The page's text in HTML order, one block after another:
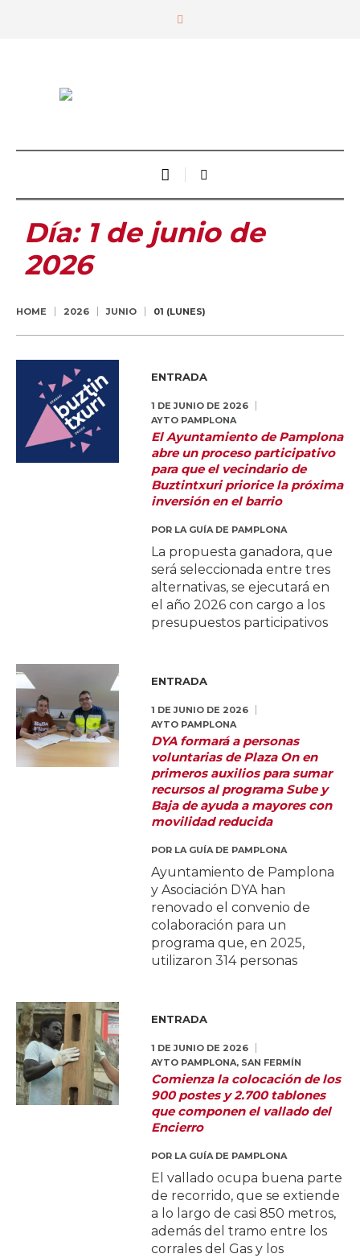
Día: 1 de junio de
2026
HOME 2026 JUNIO 01 (LUNES)
ENTRADA
1 DE JUNIO DE 2026
AYTO PAMPLONA
El Ayuntamiento de Pamplona
abre un proceso participativo
para que el vecindario de
Buztintxuri priorice la próxima
inversión en el barrio
POR LA GUÍA DE PAMPLONA
La propuesta ganadora, que
será seleccionada entre tres
alternativas, se ejecutará en
el año 2026 con cargo a los
presupuestos participativos
ENTRADA
1 DE JUNIO DE 2026
AYTO PAMPLONA
DYA formará a personas
voluntarias de Plaza On en
primeros auxilios para sumar
recursos al programa Sube y
Baja de ayuda a mayores con
movilidad reducida
POR LA GUÍA DE PAMPLONA
Ayuntamiento de Pamplona
y Asociación DYA han
renovado el convenio de
colaboración para un
programa que, en 2025,
utilizaron 314 personas
ENTRADA
1 DE JUNIO DE 2026
AYTO PAMPLONA, SAN FERMÍN
Comienza la colocación de los
900 postes y 2.700 tablones
que componen el vallado del
Encierro
POR LA GUÍA DE PAMPLONA
El vallado ocupa buena parte
de recorrido, que se extiende
a lo largo de casi 850 metros,
además del tramo entre los
corrales del Gas y los